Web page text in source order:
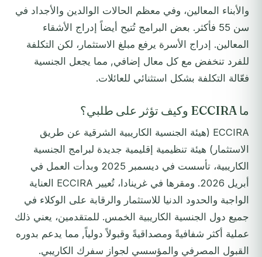
والأبناء المعالين، وفي معظم الحالات الوالدين والأجداد في
سن 55 فأكثر. بعض البرامج تُتيح أيضاً إدراج الأشقاء
المعالين. إدراج الأسرة يرفع مبلغ الاستثمار، لكن التكلفة
للفرد تنخفض مع كل معال إضافي, مما يجعل الجنسية
فعّالة التكلفة بشكل استثنائي للعائلات.
ما ECCIRA وكيف تؤثر على طلبي؟
ECCIRA (هيئة الجنسية الكاريبية الشرقية عن طريق
الاستثمار) هيئة تنظيمية إقليمية جديدة لبرامج الجنسية
الكاريبية، تأسست في ديسمبر 2025 وبدأت العمل في
أبريل 2026. ومقرها في غرينادا، تُعيير ECCIRA العناية
الواجبة والحدود الدنيا للاستثمار والرقابة على الوكلاء في
جميع دول الجنسية الكاريبية الخمس. للمتقدمين، يعني ذلك
عملية أكثر شفافيةً ومصداقيةً وقبولاً دولياً, مما يدعم بدوره
القبول المصرفي والمؤسسي لجواز سفرك الكاريبي.